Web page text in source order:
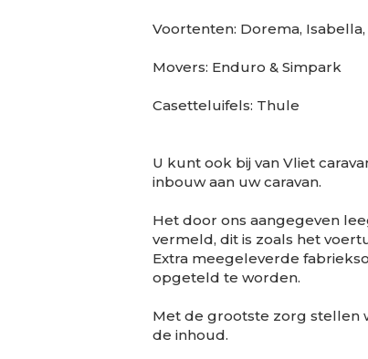
Voortenten: Dorema, Isabella,
Movers: Enduro & Simpark
Casetteluifels: Thule
U kunt ook bij van Vliet
inbouw aan uw caravan.
Het door ons aangegeven
vermeld, dit is zoals het
Extra meegeleverde
opgeteld te worden.
Met de grootste zorg stellen
de inhoud.